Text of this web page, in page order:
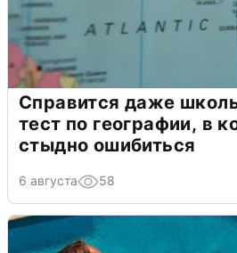
Справится даже
тест по географии, в
стыдно ошибиться
6 августа 58